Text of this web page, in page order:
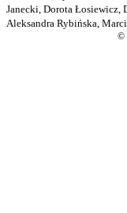
Janecki, Dorota Łosiewicz,
Aleksandra Rybińska,
©